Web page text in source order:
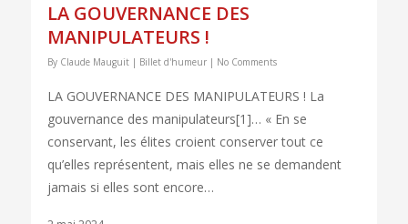
LA GOUVERNANCE DES
MANIPULATEURS !
By Claude Mauguit | Billet d'humeur | No Comments
LA GOUVERNANCE DES MANIPULATEURS ! La
gouvernance des manipulateurs[1]… « En se
conservant, les élites croient conserver tout ce
qu’elles représentent, mais elles ne se demandent
jamais si elles sont encore…